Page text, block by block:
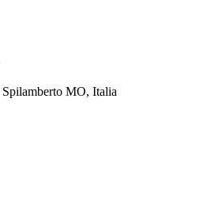
MO, Italia